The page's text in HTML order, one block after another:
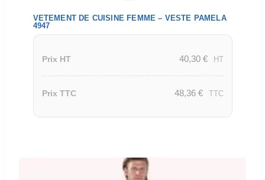
VETEMENT DE CUISINE FEMME – VESTE PAMELA
4947
Prix HT 40,30 € HT
Prix TTC 48,36 € TTC